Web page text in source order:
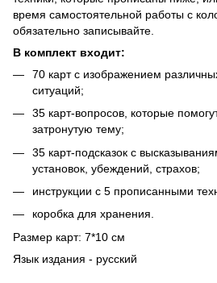
время самостоятельной работы с
обязательно записывайте.
В комплект входит:
70 карт с изображением
ситуаций;
35 карт-вопросов, которые
затронутую тему;
35 карт-подсказок с
установок, убеждений, страхов;
инструкции с 5 прописанными
коробка для хранения.
Размер карт: 7*10 см
Язык издания - русский